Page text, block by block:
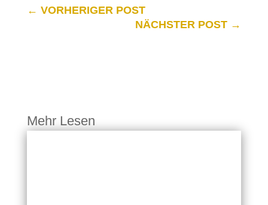
← VORHERIGER POST
NÄCHSTER POST →
Mehr Lesen